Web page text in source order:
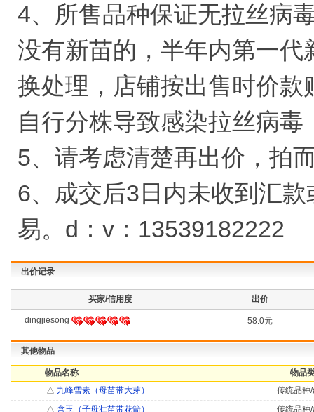
4、所售品种保证无拉丝病
没有新苗的，半年内第一
换处理，店铺按出售时价
自行分株导致感染拉丝病
5、请考虑清楚再出价，拍
6、成交后3日内未收到汇
易。d：v：13539182222
出价记录
买家/信用度 出价
dingjiesong 58.0元
其他物品
物品名称
物品
△ 九峰雪素（母苗带大芽）
传统品种
△ 含玉（子母壮苗带花箭）
传统品种